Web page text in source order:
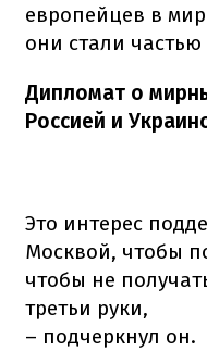
европейцев в
они стали частью
Дипломат о
Россией и
Это интерес
Москвой, чтобы
чтобы не
третьи руки,
– подчеркнул он.